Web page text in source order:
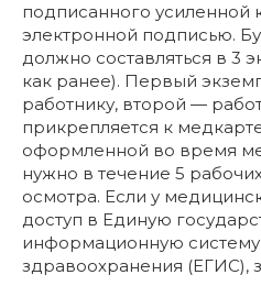
подписанного усиленной
электронной подписью.
должно составляться в 3
как ранее). Первый
работнику, второй —
прикрепляется к
оформленной во время
нужно в течение 5
осмотра. Если у
доступ в Единую
информационную
здравоохранения (ЕГИС),